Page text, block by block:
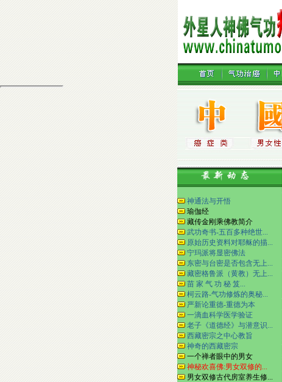
神通法与开悟
瑜伽经
藏传金刚乘佛教简介
武功奇书-五百多种绝世...
原始历史资料对耶稣的描...
宁玛派将显密佛法
东密与台密是否包含无上...
藏密格鲁派（黄教）无上...
苗 家 气 功 秘 笈...
柯云路-气功修炼的奥秘...
严新论重德-重德为本
一滴血科学医学验证
老子《道德经》与潜意识...
西藏密宗之中心教旨
神奇的西藏密宗
一个禅者眼中的男女
神秘欢喜佛:男女双修的...
男女双修古代房室养生修...